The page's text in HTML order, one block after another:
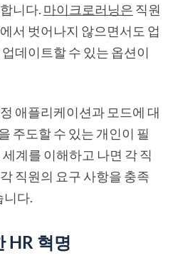
니다. 마이크로러닝은 직원
서 벗어나지 않으면서도 업
데이트할 수 있는 옵션이
애플리케이션과 모드에 대
주도할 수 있는 개인이 필
계를 이해하고 나면 각 직
직원의 요구 사항을 충족
니다.
HR 혁명